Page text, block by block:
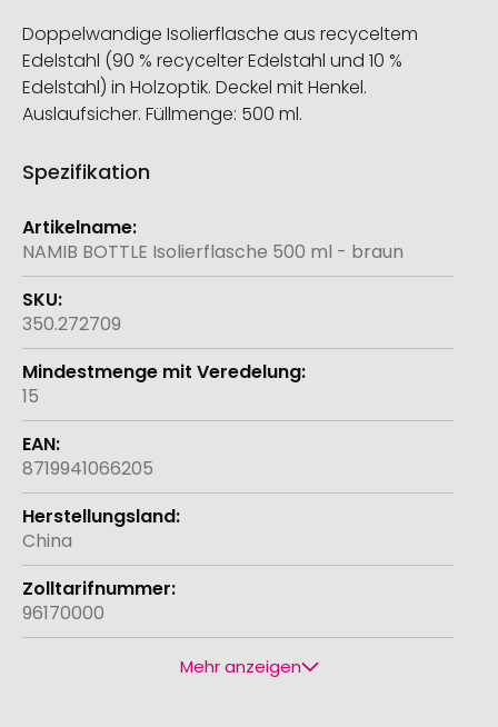
Doppelwandige Isolierflasche aus recyceltem
Edelstahl (90 % recycelter Edelstahl und 10 %
Edelstahl) in Holzoptik. Deckel mit Henkel.
Auslaufsicher. Füllmenge: 500 ml.
Spezifikation
Weitere
Informationen
NAMIB BOTTLE Isolierflasche 500 ml - braun
350.272709
15
8719941066205
China
96170000
Mehr anzeigen